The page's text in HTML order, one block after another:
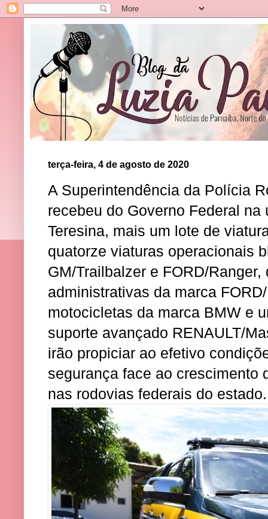
terça-feira, 4 de agosto de 2020
A Superintendência da Polícia
recebeu do Governo Federal
Teresina, mais um lote de
quatorze viaturas operacionais
GM/Trailbalzer e FORD/Ranger,
administrativas da marca
motocicletas da marca BMW e
suporte avançado RENAULT/
irão propiciar ao efetivo
segurança face ao crescimento
nas rodovias federais do estado.